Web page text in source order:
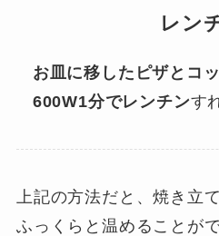
レン
お皿に移したピザとコ
600W1分でレンチンす
上記の方法だと、焼き立
ふっくらと温めることがで